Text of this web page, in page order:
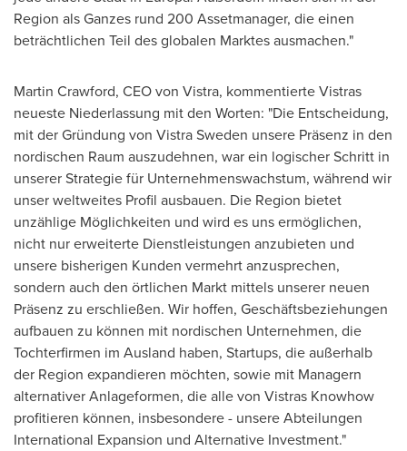
Region als Ganzes rund 200 Assetmanager, die einen
beträchtlichen Teil des globalen Marktes ausmachen."
Martin Crawford, CEO von Vistra, kommentierte Vistras
neueste Niederlassung mit den Worten: "Die Entscheidung,
mit der Gründung von Vistra Sweden unsere Präsenz in den
nordischen Raum auszudehnen, war ein logischer Schritt in
unserer Strategie für Unternehmenswachstum, während wir
unser weltweites Profil ausbauen. Die Region bietet
unzählige Möglichkeiten und wird es uns ermöglichen,
nicht nur erweiterte Dienstleistungen anzubieten und
unsere bisherigen Kunden vermehrt anzusprechen,
sondern auch den örtlichen Markt mittels unserer neuen
Präsenz zu erschließen. Wir hoffen, Geschäftsbeziehungen
aufbauen zu können mit nordischen Unternehmen, die
Tochterfirmen im Ausland haben, Startups, die außerhalb
der Region expandieren möchten, sowie mit Managern
alternativer Anlageformen, die alle von Vistras Knowhow
profitieren können, insbesondere - unsere Abteilungen
International Expansion und Alternative Investment."